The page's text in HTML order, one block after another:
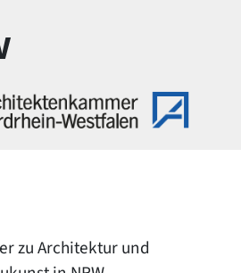
zu Architektur und